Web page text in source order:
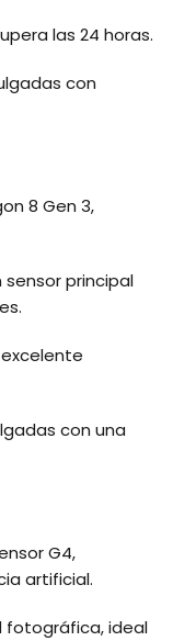
las 24 horas.
con
8 Gen 3,
principal
con una
G4,
artificial.
fotográfica, ideal